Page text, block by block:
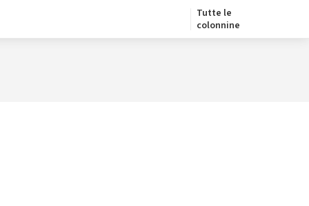
Tutte le
colonnine